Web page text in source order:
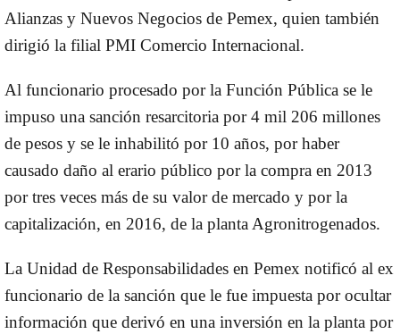
Alianzas y Nuevos Negocios de Pemex, quien también
dirigió la filial PMI Comercio Internacional.
Al funcionario procesado por la Función Pública se le
impuso una sanción resarcitoria por 4 mil 206 millones
de pesos y se le inhabilitó por 10 años, por haber
causado daño al erario público por la compra en 2013
por tres veces más de su valor de mercado y por la
capitalización, en 2016, de la planta Agronitrogenados.
La Unidad de Responsabilidades en Pemex notificó al ex
funcionario de la sanción que le fue impuesta por ocultar
información que derivó en una inversión en la planta por